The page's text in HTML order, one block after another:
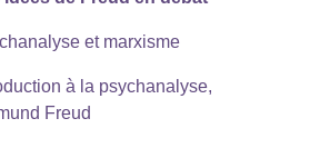
et marxisme
à la psychanalyse,
Freud